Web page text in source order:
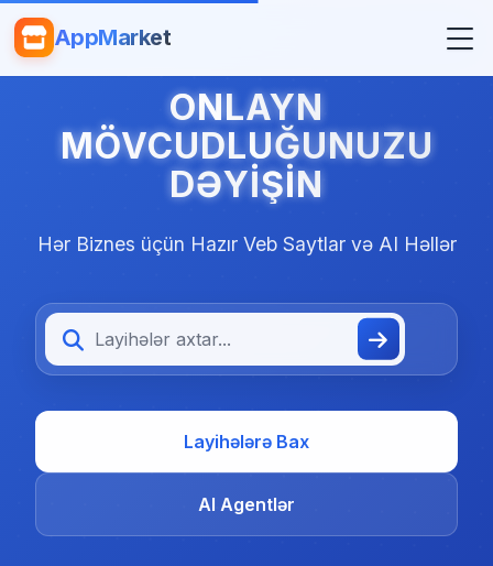
AppMarket
ONLAYN
MÖVCUDLUĞUNUZU
DƏYIŞIN
Hər Biznes üçün Hazır Veb Saytlar və AI Həllər
Layihələrə Bax
AI Agentlər